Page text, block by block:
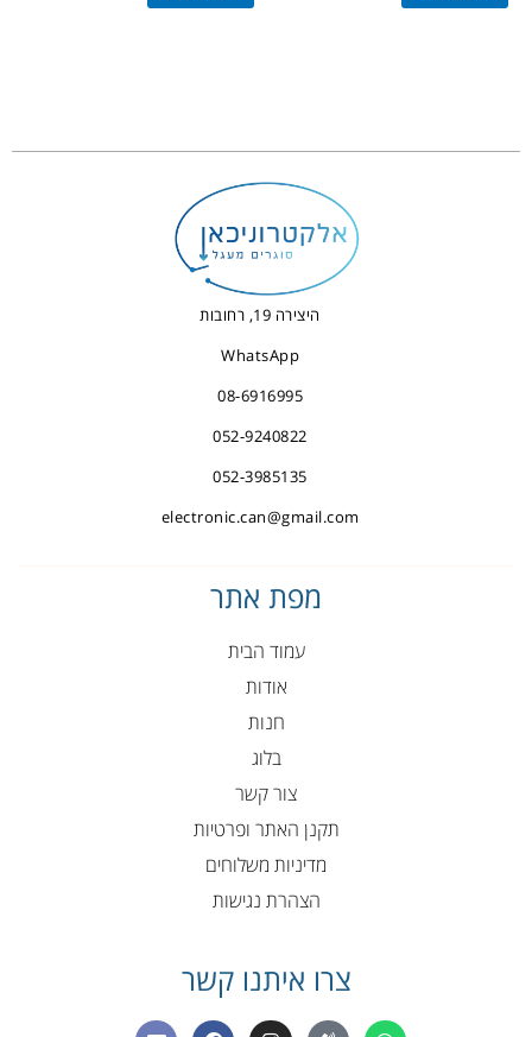
היצירה 19, רחובות
WhatsApp
08-6916995
052-9240822
052-3985135
electronic.can@gmail.com
מפת אתר
עמוד הבית
אודות
חנות
בלוג
צור קשר
תקנן האתר ופרטיות
מדיניות משלוחים
הצהרת נגישות
צרו איתנו קשר
W
P
I
F
E